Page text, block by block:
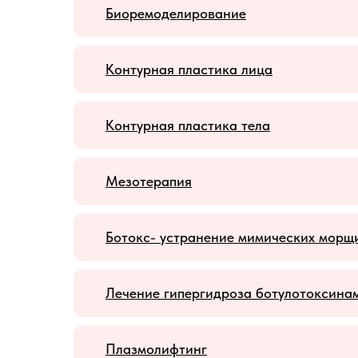
Биоремоделирование
Контурная пластика лица
Контурная пластика тела
Мезотерапия
Ботокс- устранение мимических
Лечение гипергидроза
Плазмолифтинг